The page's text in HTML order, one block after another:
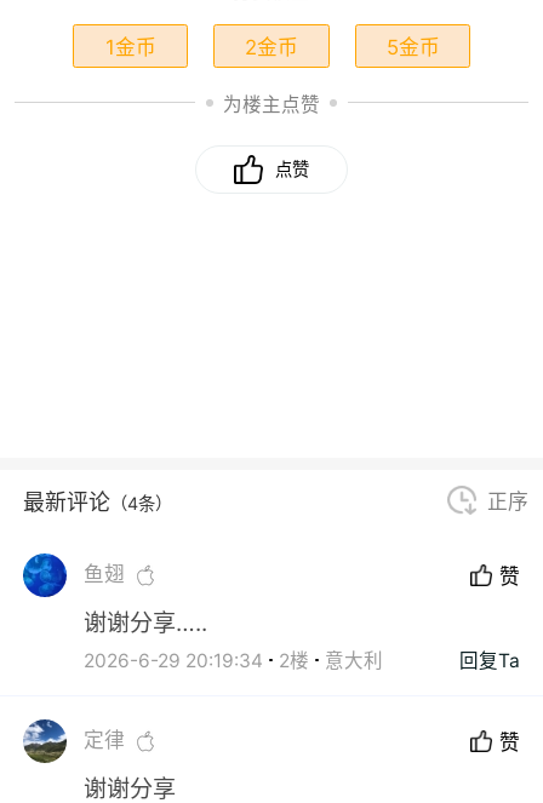
1金币 2金币 5金币
为楼主点赞
点赞
最新评论 （4条） 正序
鱼翅 赞
谢谢分享…..
2026-6-29 20:19:34 2楼 意大利 回复Ta
定律 赞
谢谢分享